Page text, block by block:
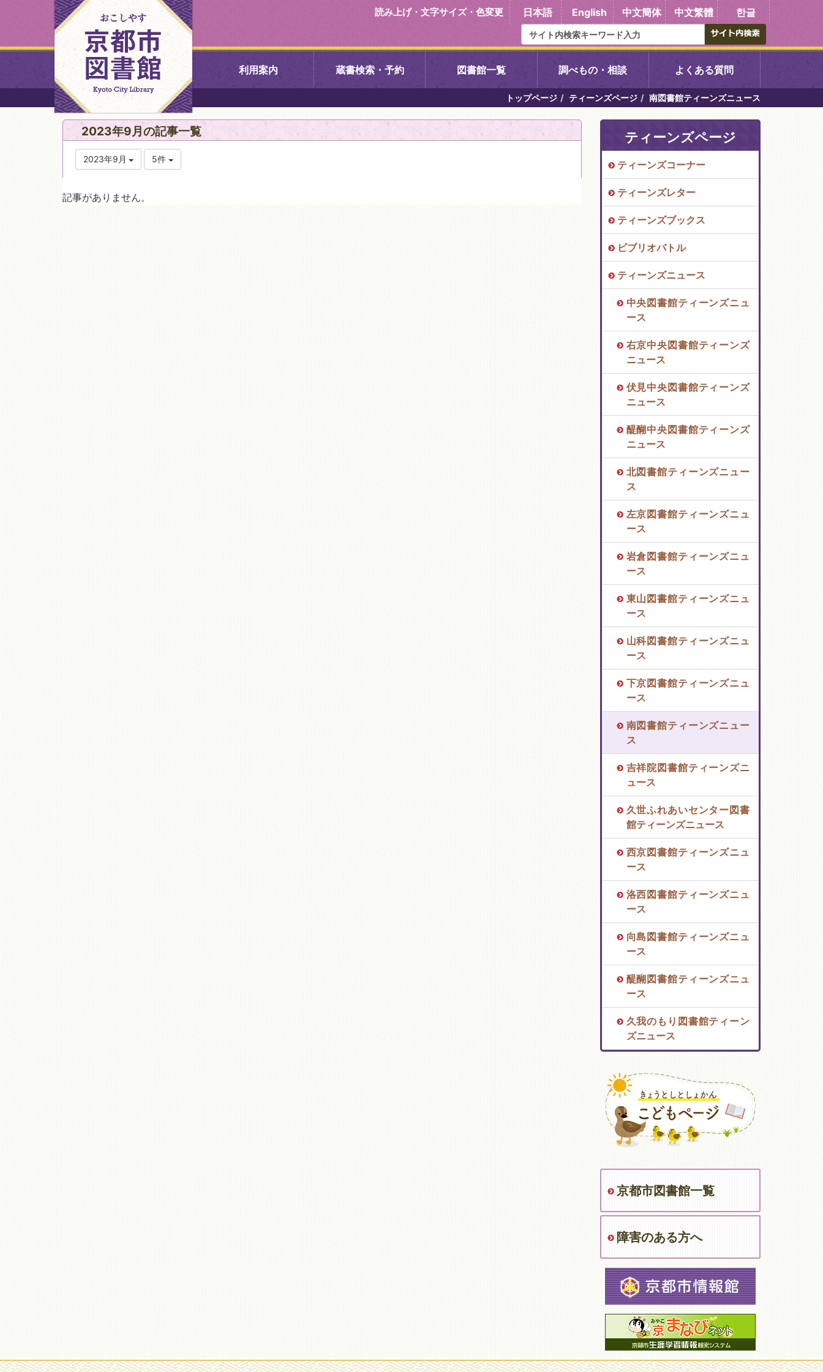
読み上げ・文字サイズ・色変更 日本語 English 中文簡体 中文繁體 한글
利用案内 蔵書検索・予約 図書館一覧
中央図書館 右京中央図書館 伏見中央図書館 醍醐中央図書館
北図書館 左京図書館 岩倉図書館 東山図書館
吉祥院図書館
向島図書館
こどもみらい館子育て図
コミュニティプラザ深草
図書館
調べもの・相談 よくある質問
トップページ ティーンズページ 南図書館ティーンズニュース
2023年9月の記事一覧
2023年9月 5件
記事がありません。
ティーンズページ
ティーンズコーナー
ティーンズレター
ティーンズブックス
ビブリオバトル
ティーンズニュース
中央図書館ティーンズニュ
ース
右京中央図書館ティーンズ
ニュース
伏見中央図書館ティーンズ
ニュース
醍醐中央図書館ティーンズ
ニュース
北図書館ティーンズニュー
ス
左京図書館ティーンズニュ
ース
岩倉図書館ティーンズニュ
ース
東山図書館ティーンズニュ
ース
山科図書館ティーンズニュ
ース
下京図書館ティーンズニュ
ース
南図書館ティーンズニュー
ス
吉祥院図書館ティーンズニ
ュース
久世ふれあいセンター図書
館ティーンズニュース
西京図書館ティーンズニュ
ース
洛西図書館ティーンズニュ
ース
向島図書館ティーンズニュ
ース
醍醐図書館ティーンズニュ
ース
久我のもり図書館ティーン
ズニュース
京都市図書館一覧
障害のある方へ